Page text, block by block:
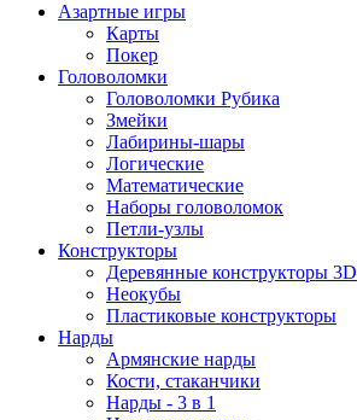
Азартные игры
Карты
Покер
Головоломки
Головоломки Рубика
Змейки
Лабирины-шары
Логические
Математические
Наборы головоломок
Петли-узлы
Конструкторы
Деревянные конструкторы 3D
Неокубы
Пластиковые конструкторы
Нарды
Армянские нарды
Кости, стаканчики
Нарды - 3 в 1